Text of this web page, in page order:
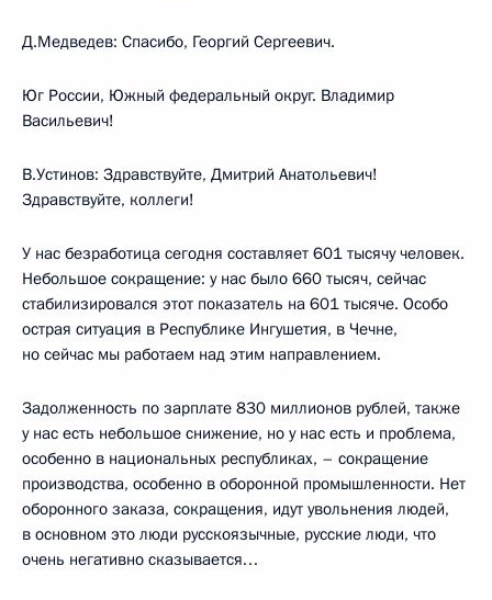
Д.Медведев: Спасибо, Георгий Сергеевич.
Юг России, Южный федеральный округ. Владимир
Васильевич!
В.Устинов: Здравствуйте, Дмитрий Анатольевич!
Здравствуйте, коллеги!
У нас безработица сегодня составляет 601 тысячу человек.
Небольшое сокращение: у нас было 660 тысяч, сейчас
стабилизировался этот показатель на 601 тысяче. Особо
острая ситуация в Республике Ингушетия, в Чечне,
но сейчас мы работаем над этим направлением.
Задолженность по зарплате 830 миллионов рублей, также
у нас есть небольшое снижение, но у нас есть и проблема,
особенно в национальных республиках, – сокращение
производства, особенно в оборонной промышленности. Нет
оборонного заказа, сокращения, идут увольнения людей,
в основном это люди русскоязычные, русские люди, что
очень негативно сказывается…